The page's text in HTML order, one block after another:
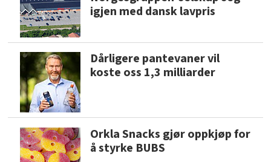
igjen med dansk lavpris
Dårligere pantevaner vil
koste oss 1,3 milliarder
Orkla Snacks gjør oppkjøp for
å styrke BUBS